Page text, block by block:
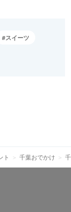
スイーツ
ト 千葉おでかけ